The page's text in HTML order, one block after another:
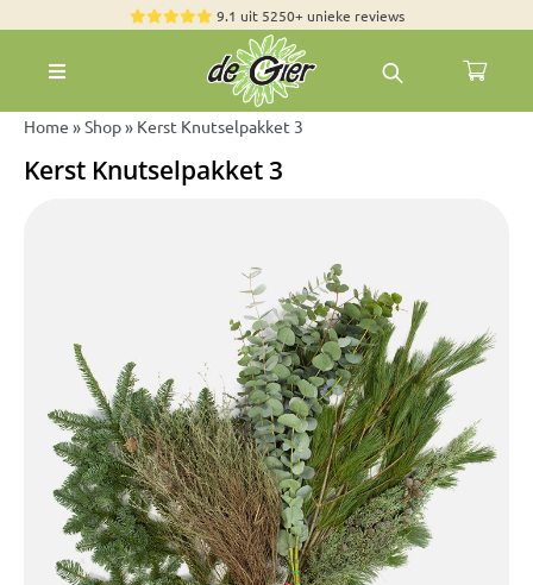
9.1 uit 5250+ unieke reviews
Toggle
Rozen
Zomerbloemen
Groen & Decoratief
Bloemen per soort
Bloemenpakketten
Olijfbomen
Bruiloft Bundels
Home »Shop» Kerst Knutselpakket 3
Kerst Knutselpakket 3